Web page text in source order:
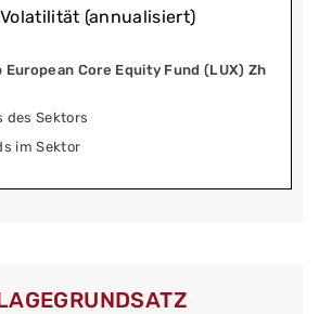
Volatilität (annualisiert)
European Core Equity Fund (LUX) Zh
des Sektors
im Sektor